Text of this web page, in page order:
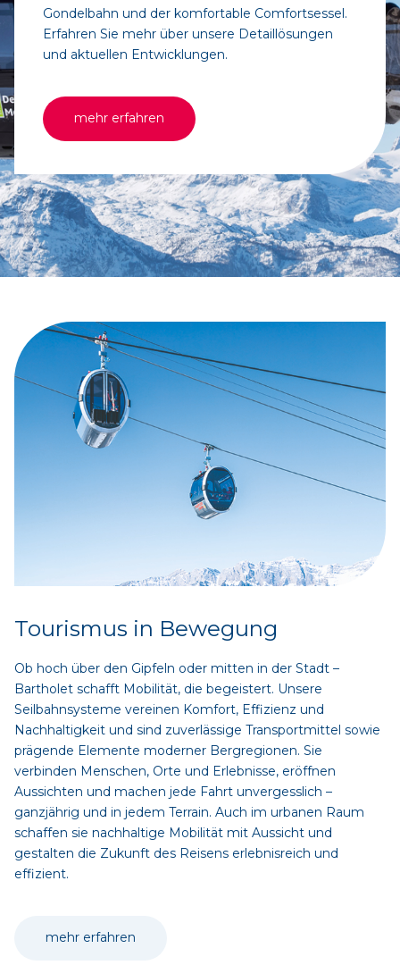
Gondelbahn und der komfortable Comfortsessel.
Erfahren Sie mehr über unsere Detaillösungen
und aktuellen Entwicklungen.
mehr erfahren
Tourismus in Bewegung
Ob hoch über den Gipfeln oder mitten in der Stadt –
Bartholet schafft Mobilität, die begeistert. Unsere
Seilbahnsysteme vereinen Komfort, Effizienz und
Nachhaltigkeit und sind zuverlässige Transportmittel sowie
prägende Elemente moderner Bergregionen. Sie
verbinden Menschen, Orte und Erlebnisse, eröffnen
Aussichten und machen jede Fahrt unvergesslich –
ganzjährig und in jedem Terrain. Auch im urbanen Raum
schaffen sie nachhaltige Mobilität mit Aussicht und
gestalten die Zukunft des Reisens erlebnisreich und
effizient.
mehr erfahren